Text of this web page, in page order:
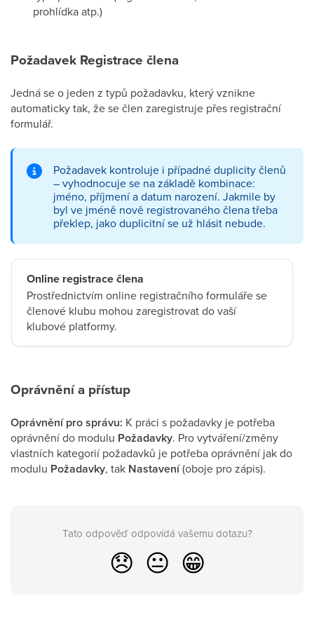
prohlídka atp.)
Požadavek Registrace člena
Jedná se o jeden z typů požadavku, který vznikne
automaticky tak, že se člen zaregistruje přes registrační
formulář.
Požadavek kontroluje i případné duplicity členů
– vyhodnocuje se na základě kombinace:
jméno, příjmení a datum narození. Jakmile by
byl ve jméně nově registrovaného člena třeba
překlep, jako duplicitní se už hlásit nebude.
Online registrace člena
Prostřednictvím online registračního formuláře se
členové klubu mohou zaregistrovat do vaší
klubové platformy.
Oprávnění a přístup
Oprávnění pro správu: K práci s požadavky je potřeba
oprávnění do modulu Požadavky. Pro vytváření/změny
vlastních kategorií požadavků je potřeba oprávnění jak do
modulu Požadavky, tak Nastavení(oboje pro zápis).
Tato odpověď odpovídá vašemu dotazu?
😞 😐 😁